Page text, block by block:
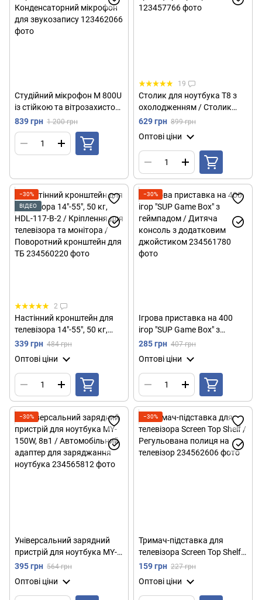
Студійний мікрофон M 800U
із стійкою та вітрозахистом
/ Конденсаторний мікрофон
для звукозапису
839 грн 1 200 грн
19
Столик для ноутбука T8 з
охолодженням / Столик
трансформер переносний
629 грн 899 грн
Оптові ціни
−30%
ВІДЕО
2
Настінний кронштейн для
телевізора 14"-55", 50 кг,
HDL-117-B-2 / Кріплення для
Поворотний кронштейн для
ТБ
339 грн 484 грн
Оптові ціни
−30%
Ігрова приставка на 400
ігор "SUP Game Box" з
геймпадом / Дитяча
джойстиком
285 грн 407 грн
Оптові ціни
−30%
Універсальний зарядний
пристрій для ноутбука MY-
150W, 8в1 / Автомобільний
ноутбука
395 грн 564 грн
Оптові ціни
−30%
Тримач-підставка для
телевізора Screen Top Shelf /
Регульована полиця на
159 грн 227 грн
Оптові ціни